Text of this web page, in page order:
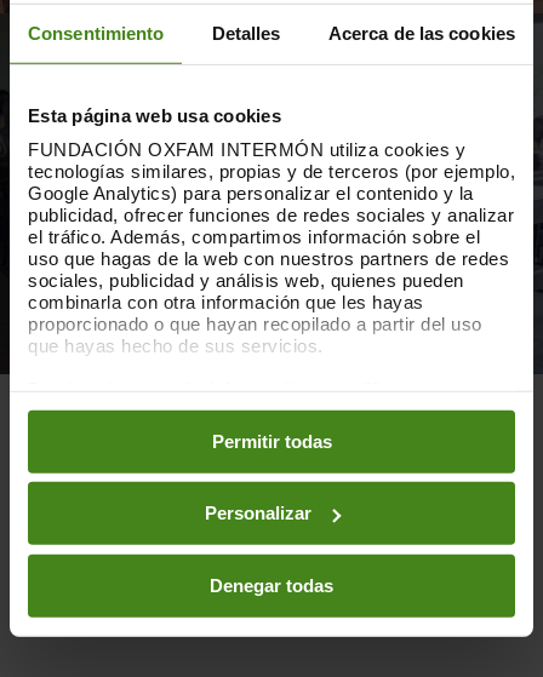
Consentimiento Detalles Acerca de las cookies
Esta página web usa cookies
FUNDACIÓN OXFAM INTERMÓN utiliza cookies y
tecnologías similares, propias y de terceros (por ejemplo,
Google Analytics) para personalizar el contenido y la
publicidad, ofrecer funciones de redes sociales y analizar
el tráfico. Además, compartimos información sobre el
uso que hagas de la web con nuestros partners de redes
sociales, publicidad y análisis web, quienes pueden
combinarla con otra información que les hayas
proporcionado o que hayan recopilado a partir del uso
que hayas hecho de sus servicios.
preferencias accediendo a nuestraPolítica de Cookieso
en los botones facilitados a continuación:
Permitir todas
Personalizar
Denegar todas
Per què la higiene
menstrual digne és tan
important?